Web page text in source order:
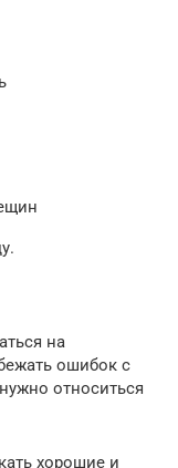
на
ошибок с
относиться
хорошие и